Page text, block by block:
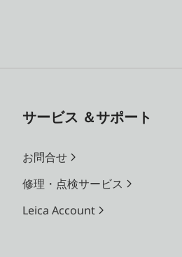
サービス ＆サポート
お問合せ
修理・点検サービス
Leica Account